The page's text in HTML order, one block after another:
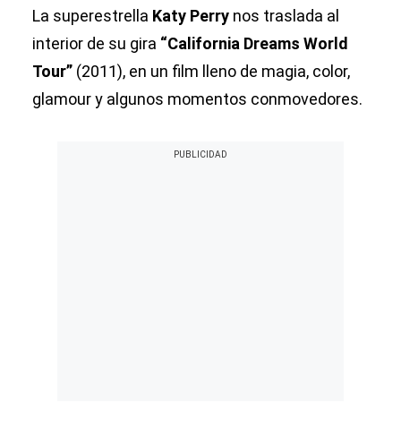
La superestrella Katy Perry nos traslada al
interior de su gira “California Dreams World
Tour” (2011), en un film lleno de magia, color,
glamour y algunos momentos conmovedores.